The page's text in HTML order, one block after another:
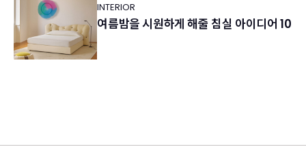
INTERIOR
여름밤을 시원하게 해줄 침실 아이디어 10